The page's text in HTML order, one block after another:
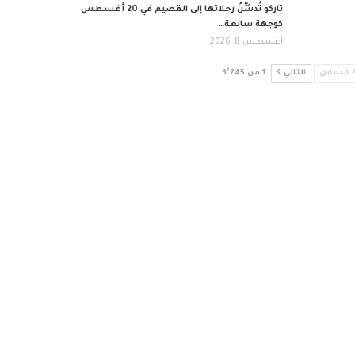
تاركو تُدشِّنُ رحلاتها إلى القصيم في 20 أغسطس
كوجهة سابعة…
أغسطس 8, 2026
السابق التالي 1 من 3٬745